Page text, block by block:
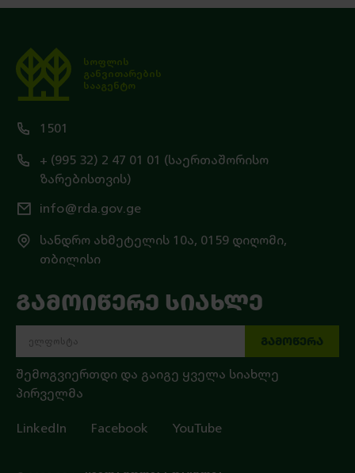
სოფლის
განვითარების
სააგენტო
1501
+ (995 32) 2 47 01 01 (საერთაშორისო
ზარებისთვის)
info@rda.gov.ge
სანდრო ახმეტელის 10ა, 0159 დიღომი,
თბილისი
ᲒᲐᲛᲝᲘᲬᲔᲠᲔ ᲡᲘᲐᲮᲚᲔ
ᲒᲐᲛᲝᲬᲔᲠᲐ
შემოგვიერთდი და გაიგე ყველა სიახლე
პირველმა
LinkedIn Facebook YouTube